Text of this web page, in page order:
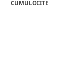
CUMULOCITÉ